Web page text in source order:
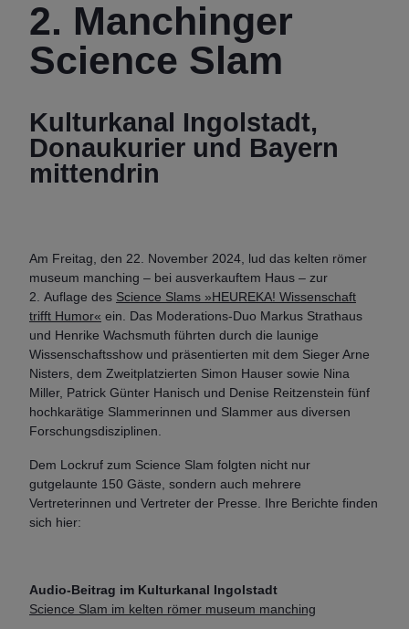
2. Manchinger
Science Slam
Kulturkanal Ingolstadt,
Donaukurier und Bayern
mittendrin
Am Freitag, den 22. November 2024, lud das kelten römer
museum manching – bei ausverkauftem Haus – zur
2. Auflage des Science Slams »HEUREKA! Wissenschaft
trifft Humor« ein. Das Moderations-Duo Markus Strathaus
und Henrike Wachsmuth führten durch die launige
Wissenschaftsshow und präsentierten mit dem Sieger Arne
Nisters, dem Zweitplatzierten Simon Hauser sowie Nina
Miller, Patrick Günter Hanisch und Denise Reitzenstein fünf
hochkarätige Slammerinnen und Slammer aus diversen
Forschungsdisziplinen.
Dem Lockruf zum Science Slam folgten nicht nur
gutgelaunte 150 Gäste, sondern auch mehrere
Vertreterinnen und Vertreter der Presse. Ihre Berichte finden
sich hier:
Audio-Beitrag im Kulturkanal Ingolstadt
Science Slam im kelten römer museum manching